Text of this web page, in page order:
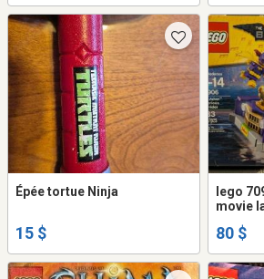
Épée tortue Ninja
15 $
lego
movie
80 $